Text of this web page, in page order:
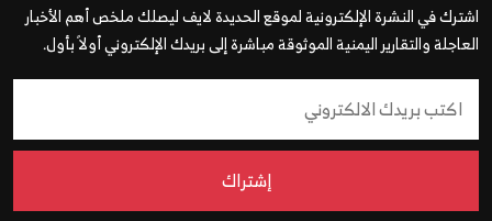
اشترك في النشرة الإلكترونية لموقع الحديدة لايف ليصلك ملخص أهم الأخبار
العاجلة والتقارير اليمنية الموثوقة مباشرة إلى بريدك الإلكتروني أولاً بأول.
إشتراك